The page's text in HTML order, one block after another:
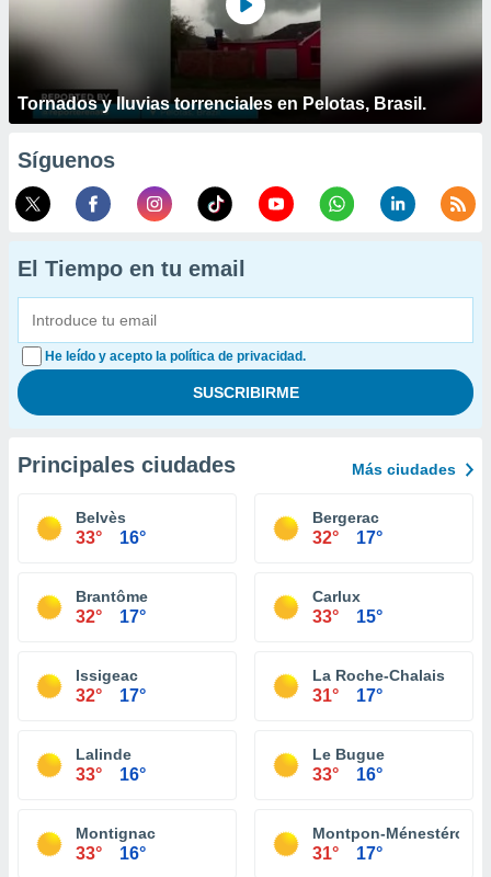
Tornados y lluvias torrenciales en Pelotas, Brasil.
Síguenos
El Tiempo en tu email
He leído y acepto la política de privacidad.
Principales ciudades Más ciudades
Belvès
33° 16°
Bergerac
32° 17°
Brantôme
32° 17°
Carlux
33° 15°
Issigeac
32° 17°
La Roche-Chalais
31° 17°
Lalinde
33° 16°
Le Bugue
33° 16°
Montignac
33° 16°
Montpon-Ménestérol
31° 17°